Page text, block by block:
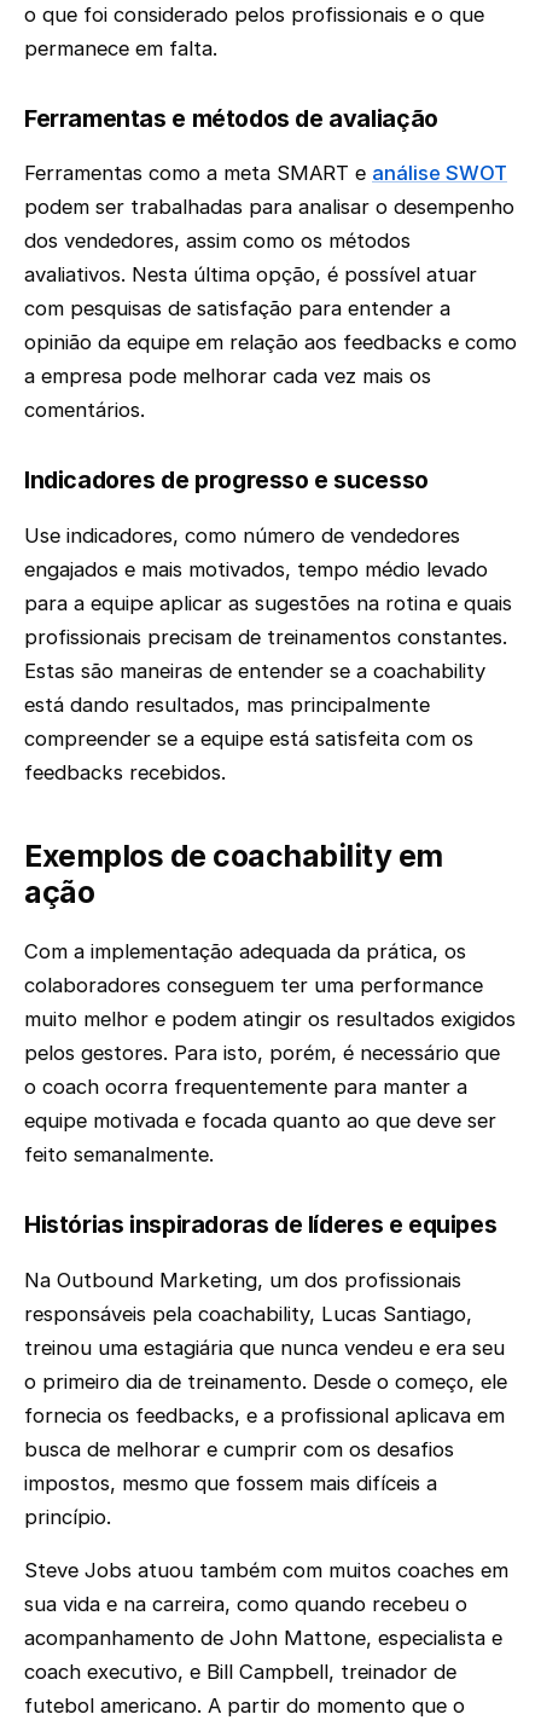
o que foi considerado pelos profissionais e o que
permanece em falta.
Ferramentas e métodos de avaliação
Ferramentas como a meta SMART e análise SWOT
podem ser trabalhadas para analisar o desempenho
dos vendedores, assim como os métodos
avaliativos. Nesta última opção, é possível atuar
com pesquisas de satisfação para entender a
opinião da equipe em relação aos feedbacks e como
a empresa pode melhorar cada vez mais os
comentários.
Indicadores de progresso e sucesso
Use indicadores, como número de vendedores
engajados e mais motivados, tempo médio levado
para a equipe aplicar as sugestões na rotina e quais
profissionais precisam de treinamentos constantes.
Estas são maneiras de entender se a coachability
está dando resultados, mas principalmente
compreender se a equipe está satisfeita com os
feedbacks recebidos.
Exemplos de coachability em
ação
Com a implementação adequada da prática, os
colaboradores conseguem ter uma performance
muito melhor e podem atingir os resultados exigidos
pelos gestores. Para isto, porém, é necessário que
o coach ocorra frequentemente para manter a
equipe motivada e focada quanto ao que deve ser
feito semanalmente.
Histórias inspiradoras de líderes e equipes
Na Outbound Marketing, um dos profissionais
responsáveis pela coachability, Lucas Santiago,
treinou uma estagiária que nunca vendeu e era seu
o primeiro dia de treinamento. Desde o começo, ele
fornecia os feedbacks, e a profissional aplicava em
busca de melhorar e cumprir com os desafios
impostos, mesmo que fossem mais difíceis a
princípio.
Steve Jobs atuou também com muitos coaches em
sua vida e na carreira, como quando recebeu o
acompanhamento de John Mattone, especialista e
coach executivo, e Bill Campbell, treinador de
futebol americano. A partir do momento que o